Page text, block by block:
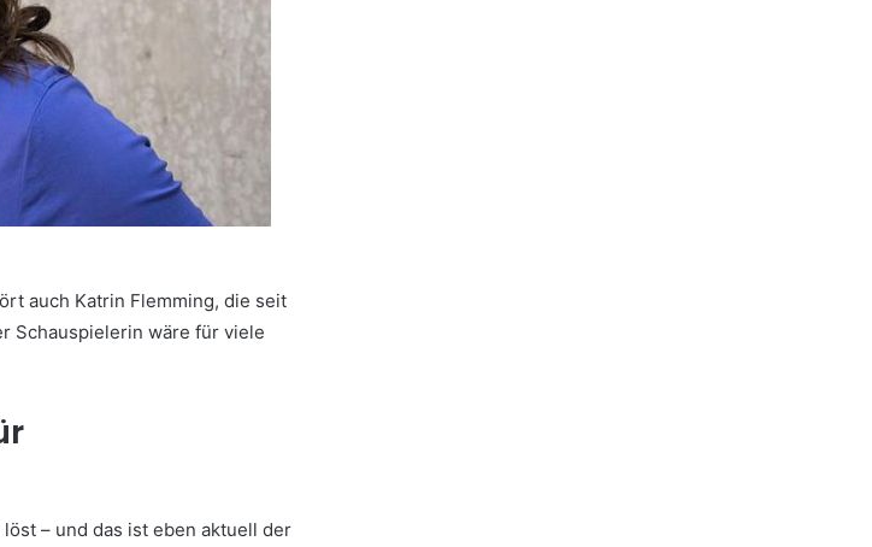
auch Katrin Flemming, die seit
Schauspielerin wäre für viele
– und das ist eben aktuell der